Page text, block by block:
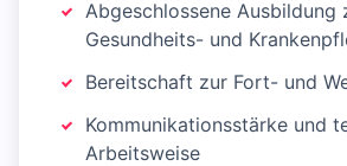
Abgeschlossene Ausbildung
Gesundheits- und
Bereitschaft zur Fort- und
Kommunikationsstärke und
Arbeitsweise